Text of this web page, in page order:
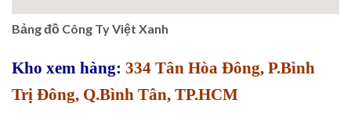
Bảng đồ Công Ty Việt Xanh
Kho xem hàng: 334 Tân Hòa Đông, P.Bình
Trị Đông, Q.Bình Tân, TP.HCM